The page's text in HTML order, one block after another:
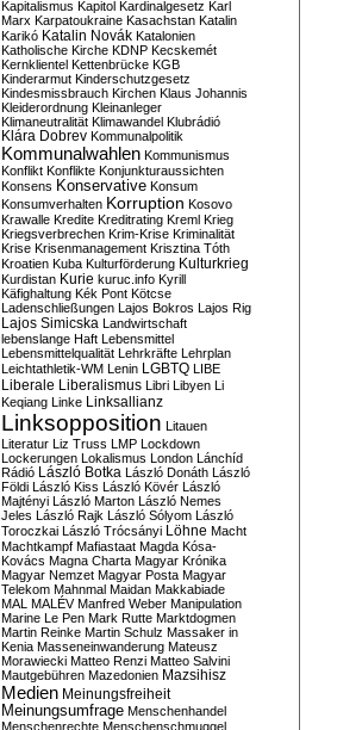
Kapitalismus Kapitol Kardinalgesetz Karl
Marx Karpatoukraine Kasachstan Katalin
Karikó Katalin Novák Katalonien
Katholische Kirche KDNP Kecskemét
Kernklientel Kettenbrücke KGB
Kinderarmut Kinderschutzgesetz
Kindesmissbrauch Kirchen Klaus Johannis
Kleiderordnung Kleinanleger
Klimaneutralität Klimawandel Klubrádió
Klára Dobrev Kommunalpolitik
Kommunalwahlen Kommunismus
Konflikt Konflikte Konjunkturaussichten
Konsens Konservative Konsum
Konsumverhalten Korruption Kosovo
Krawalle Kredite Kreditrating Kreml Krieg
Kriegsverbrechen Krim-Krise Kriminalität
Krise Krisenmanagement Krisztina Tóth
Kroatien Kuba Kulturförderung Kulturkrieg
Kurdistan Kurie kuruc.info Kyrill
Käfighaltung Kék Pont Kötcse
Ladenschließungen Lajos Bokros Lajos Rig
Lajos Simicska Landwirtschaft
lebenslange Haft Lebensmittel
Lebensmittelqualität Lehrkräfte Lehrplan
Leichtathletik-WM Lenin LGBTQ LIBE
Liberale Liberalismus Libri Libyen Li
Keqiang Linke Linksallianz
Linksopposition Litauen
Literatur Liz Truss LMP Lockdown
Lockerungen Lokalismus London Lánchíd
Rádió
László Botka László Donáth László
Földi László Kiss László Kövér László
Majtényi László Marton László Nemes
Jeles László Rajk László Sólyom László
Toroczkai László Trócsányi Löhne Macht
Machtkampf Mafiastaat Magda Kósa-
Kovács Magna Charta Magyar Krónika
Magyar Nemzet Magyar Posta Magyar
Telekom Mahnmal Maidan Makkabiade
MAL MALÉV Manfred Weber Manipulation
Marine Le Pen Mark Rutte Marktdogmen
Martin Reinke Martin Schulz Massaker in
Kenia Masseneinwanderung Mateusz
Morawiecki Matteo Renzi Matteo Salvini
Mautgebühren Mazedonien Mazsihisz
Medien Meinungsfreiheit
Meinungsumfrage Menschenhandel
Menschenrechte Menschenschmuggel